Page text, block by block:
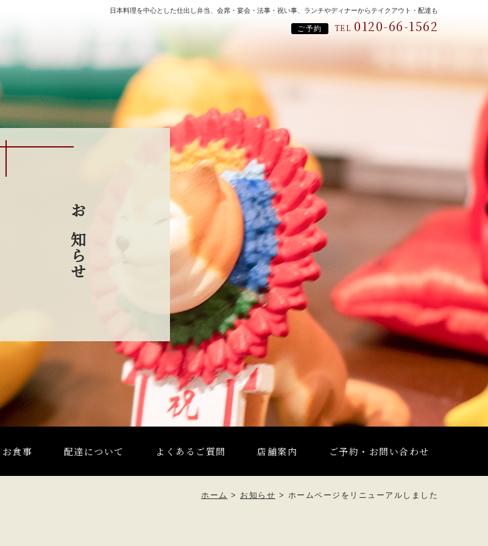
日本料理を中心とした仕出し弁当、会席・宴会・法事・祝い事、ランチやディナーからテイクアウト・配達も
ご予約 TEL 0120-66-1562
お知らせ
お食事 配達について よくあるご質問 店舗案内 ご予約・お問い合わせ
ホーム > お知らせ > ホームページをリニューアルしました